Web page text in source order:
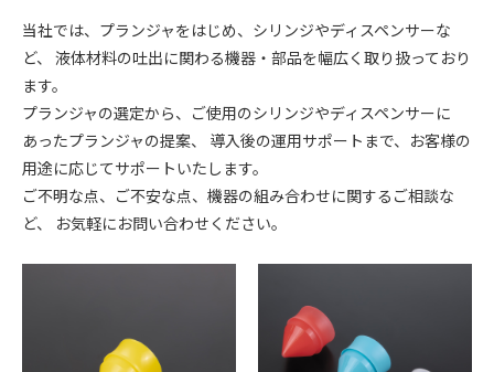
当社では、プランジャをはじめ、シリンジやディスペンサーな
ど、 液体材料の吐出に関わる機器・部品を幅広く取り扱っており
ます。
プランジャの選定から、ご使用のシリンジやディスペンサーに
あったプランジャの提案、 導入後の運用サポートまで、お客様の
用途に応じてサポートいたします。
ご不明な点、ご不安な点、機器の組み合わせに関するご相談な
ど、 お気軽にお問い合わせください。